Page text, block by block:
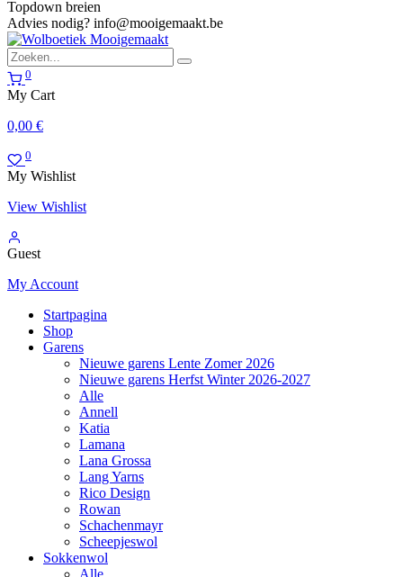
Topdown breien
Advies nodig? info@mooigemaakt.be
0
My Cart
0,00 €
0
My Wishlist
View Wishlist
Guest
My Account
Startpagina
Shop
Garens
Nieuwe garens Lente Zomer 2026
Nieuwe garens Herfst Winter 2026-2027
Alle
Annell
Katia
Lamana
Lana Grossa
Lang Yarns
Rico Design
Rowan
Schachenmayr
Scheepjeswol
Sokkenwol
Alle